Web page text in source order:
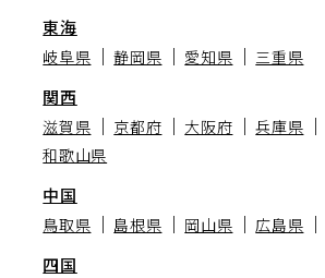
東海
岐阜県 静岡県 愛知県 三重県
関西
滋賀県 京都府 大阪府 兵庫県
和歌山県
中国
鳥取県 島根県 岡山県 広島県
四国